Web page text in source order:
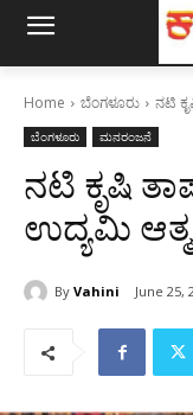
Home ಬೆಂಗಳೂರು ನಟಿ
ಬೆಂಗಳೂರು ಮನರಂಜನೆ
ನಟಿ ಕೃಷಿ
ಉದ್ಯಮಿ
By Vahini June 25,